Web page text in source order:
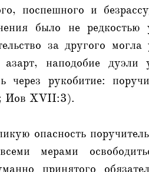
поспешного и
было не
за другого
наподобие дуэли
через рукобитие:
Иов XVII:3).
опасность
мерами
принятого